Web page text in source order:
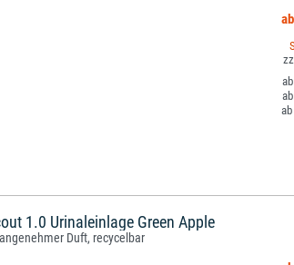
1.0 Urinaleinlage Green Apple
Duft, recycelbar